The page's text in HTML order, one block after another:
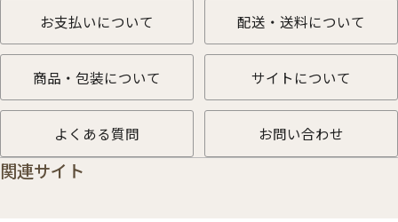
お支払いについて 配送・送料について
商品・包装について サイトについて
よくある質問 お問い合わせ
関連サイト